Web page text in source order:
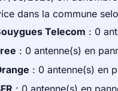
dans la commune
Telecom : 0
: 0 antenne(s) en
: 0 antenne(s) en
: 0 antenne(s) en